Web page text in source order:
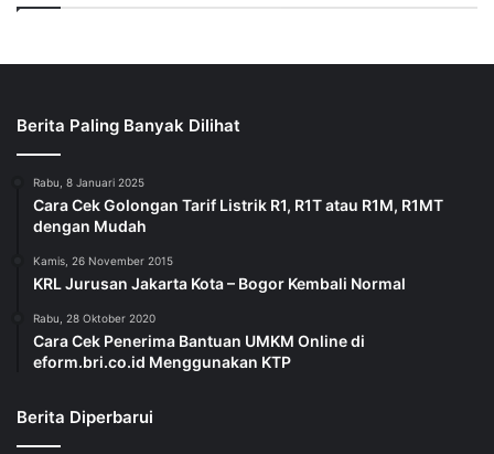
Berita Paling Banyak Dilihat
Rabu, 8 Januari 2025
Cara Cek Golongan Tarif Listrik R1, R1T atau R1M, R1MT
dengan Mudah
Kamis, 26 November 2015
KRL Jurusan Jakarta Kota – Bogor Kembali Normal
Rabu, 28 Oktober 2020
Cara Cek Penerima Bantuan UMKM Online di
eform.bri.co.id Menggunakan KTP
Berita Diperbarui